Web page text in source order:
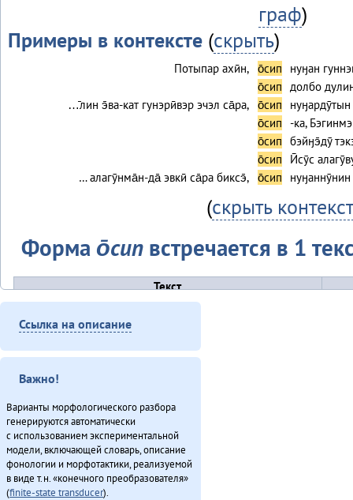
граф)
Примеры в контексте(скрыть)
Потыпар ахӣн, о̄сип
нуӈан
о̄сип
долбо
…̄лин э̄ва-кат гунэрӣвэр эчэл са̄ра, о̄сип
о̄сип -ка,
о̄сип бэйӈэ̄дӯ
о̄сип
Ӣсӯс
… алагӯнма̄н-да̄ эвкӣ са̄ра биксэ̄, о̄сип
(скрыть контекст
Форма о̄сип встречается в 1
Текст
Онё̄вувча̄л Библия Улгӯрилин (2011)
Итого
Ссылка на описание
Важно!
Варианты морфологического разбора
генерируются автоматически
с использованием экспериментальной
модели, включающей словарь, описание
фонологии и морфотактики, реализуемой
в виде т.н. «конечного преобразователя»
(finite-state transducer).